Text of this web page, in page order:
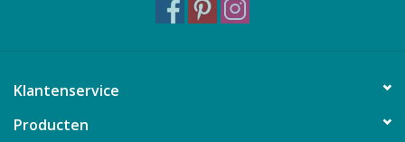
Klantenservice
Producten